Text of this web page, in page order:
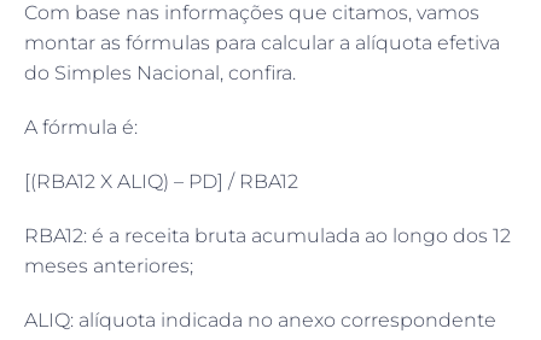
Com base nas informações que citamos, vamos
montar as fórmulas para calcular a alíquota efetiva
do Simples Nacional, confira.
A fórmula é:
[(RBA12 X ALIQ) – PD] / RBA12
RBA12: é a receita bruta acumulada ao longo dos 12
meses anteriores;
ALIQ: alíquota indicada no anexo correspondente